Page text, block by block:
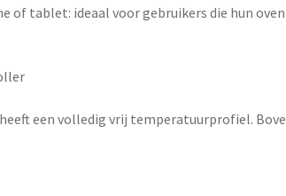
of tablet: ideaal voor gebruikers die hun oven
een volledig vrij temperatuurprofiel.